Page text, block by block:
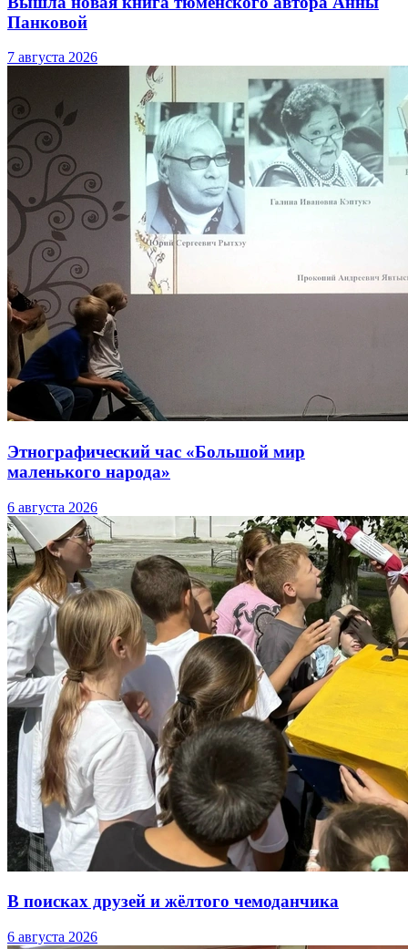
Панковой
7 августа 2026
Этнографический час «Большой мир
маленького народа»
6 августа 2026
В поисках друзей и жёлтого чемоданчика
6 августа 2026